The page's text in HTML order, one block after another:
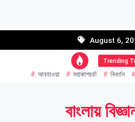
August 6,
Trending
আবহাওয়া মহাকাশচর্চা বিবর্তন
বাংলায়